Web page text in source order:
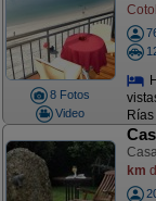
8 Fotos
Video
km